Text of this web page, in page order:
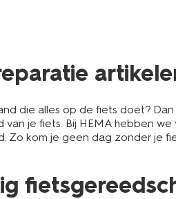
die alles op de fiets doet?
van je fiets. Bij HEMA hebben
Zo kom je geen dag zonder je